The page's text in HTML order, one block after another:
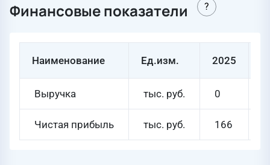
Финансовые показатели
Наименование Ед.изм. 2025
Выручка тыс. руб. 0
Чистая прибыль тыс. руб. 166